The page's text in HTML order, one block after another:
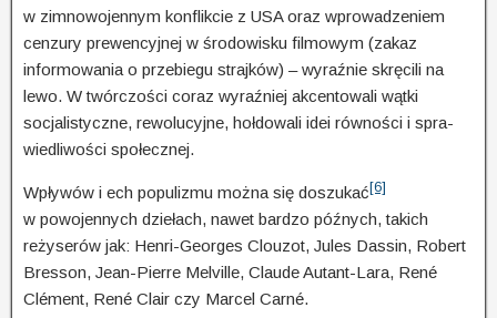
w zimnowojennym konflikcie z USA oraz wprowadzeniem
cenzury prewencyjnej w środowisku filmowym (zakaz
informowania o przebiegu strajków) – wyraźnie skręcili na
lewo. W twór­czoś­ci coraz wyraźniej akcentowali wątki
socjalistyczne, rewolucyjne, hołdowali idei równości i spra­
wied­li­wości społecznej.
Wpływów i ech populizmu można się doszukać[6]
w powojennych dziełach, nawet bardzo późnych, takich
reżyserów jak: Henri-Georges Clouzot, Jules Dassin, Robert
Bresson, Jean-Pierre Melville, Claude Autant-Lara, René
Clément, René Clair czy Marcel Carné.